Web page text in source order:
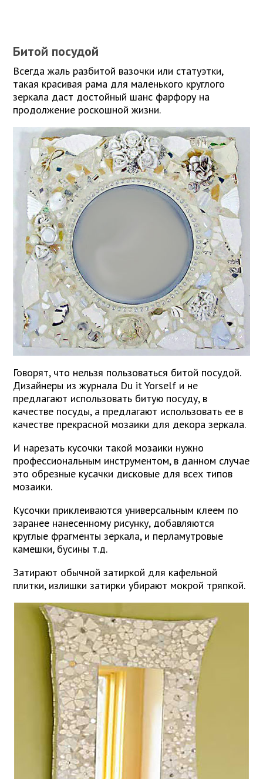
Битой посудой
Всегда жаль разбитой вазочки или статуэтки,
такая красивая рама для маленького круглого
зеркала даст достойный шанс фарфору на
продолжение роскошной жизни.
Говорят, что нельзя пользоваться битой посудой.
Дизайнеры из журнала Du it Yorself и не
предлагают использовать битую посуду, в
качестве посуды, а предлагают использовать ее в
качестве прекрасной мозаики для декора зеркала.
И нарезать кусочки такой мозаики нужно
профессиональным инструментом, в данном случае
это обрезные кусачки дисковые для всех типов
мозаики.
Кусочки приклеиваются универсальным клеем по
заранее нанесенному рисунку, добавляются
круглые фрагменты зеркала, и перламутровые
камешки, бусины т.д.
Затирают обычной затиркой для кафельной
плитки, излишки затирки убирают мокрой тряпкой.